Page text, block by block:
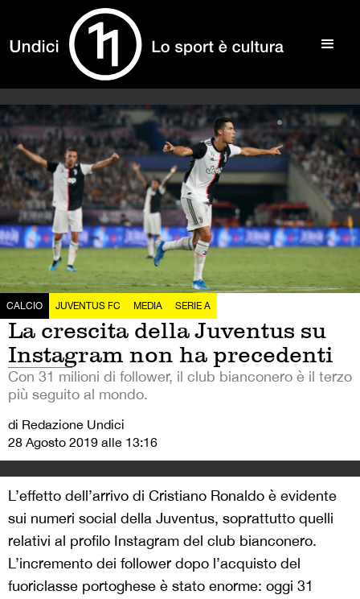
CALCIO JUVENTUS FC MEDIA SERIE A
La crescita della Juventus su
Instagram non ha precedenti
Con 31 milioni di follower, il club bianconero è il terzo
più seguito al mondo.
di Redazione Undici
28 Agosto 2019 alle 13:16
L’effetto dell’arrivo di Cristiano Ronaldo è evidente
sui numeri social della Juventus, soprattutto quelli
relativi al profilo Instagram del club bianconero.
L’incremento dei follower dopo l’acquisto del
fuoriclasse portoghese è stato enorme: oggi 31